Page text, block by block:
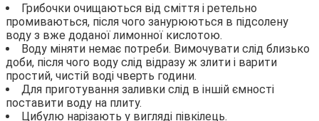
Грибочки очищаються від сміття і ретельно
промиваються, після чого занурюються в підсолену
воду з вже доданої лимонної кислотою.
Воду міняти немає потреби. Вимочувати слід близько
доби, після чого воду слід відразу ж злити і варити
простий, чистій воді чверть години.
Для приготування заливки слід в іншій ємності
поставити воду на плиту.
Цибулю нарізають у вигляді півкілець.